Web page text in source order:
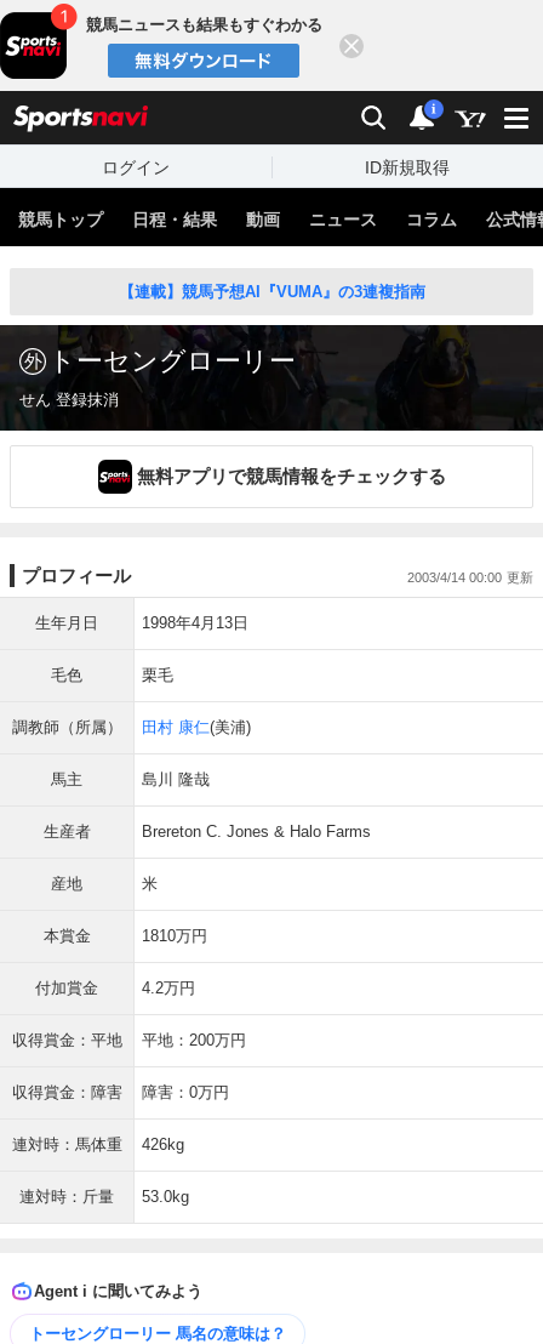
競馬ニュースも結果もすぐわかる
検索 通知
i
ログイン ID新規取得
競馬トップ 日程・結果 動画 ニュース コラム 公式情
【連載】競馬予想AI『VUMA』の3連複指南
トーセングローリー
せん 登録抹消
無料アプリで競馬情報をチェックする
プロフィール 2003/4/14 00:00
生年月日 1998年4月13日
毛色 栗毛
調教師（所属） 田村 康仁(美浦)
馬主 島川 隆哉
生産者 Brereton C. Jones & Halo Farms
産地 米
本賞金 1810万円
付加賞金 4.2万円
収得賞金：平地 平地：200万円
収得賞金：障害 障害：0万円
連対時：馬体重 426kg
連対時：斤量 53.0kg
Agent i に聞いてみよう
トーセングローリー 馬名の意味は？